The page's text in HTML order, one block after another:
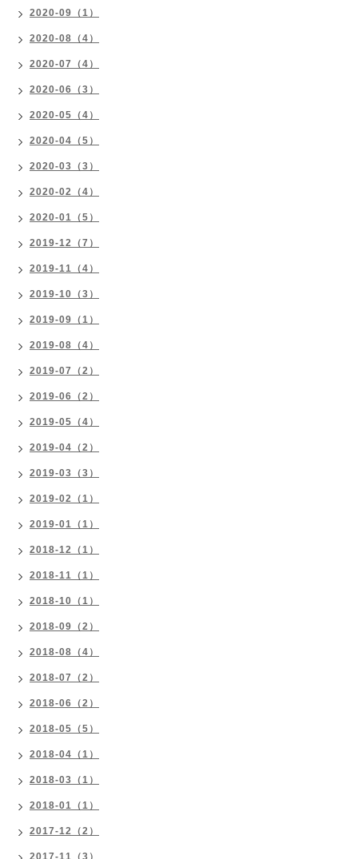
2020-09（1）
2020-08（4）
2020-07（4）
2020-06（3）
2020-05（4）
2020-04（5）
2020-03（3）
2020-02（4）
2020-01（5）
2019-12（7）
2019-11（4）
2019-10（3）
2019-09（1）
2019-08（4）
2019-07（2）
2019-06（2）
2019-05（4）
2019-04（2）
2019-03（3）
2019-02（1）
2019-01（1）
2018-12（1）
2018-11（1）
2018-10（1）
2018-09（2）
2018-08（4）
2018-07（2）
2018-06（2）
2018-05（5）
2018-04（1）
2018-03（1）
2018-01（1）
2017-12（2）
2017-11（3）